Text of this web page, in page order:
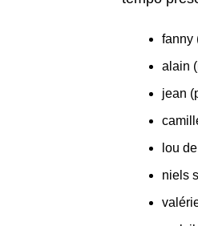
fanny
alain
jean
lou
niels